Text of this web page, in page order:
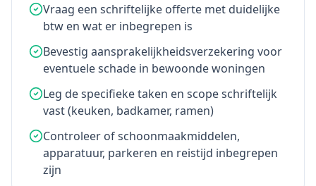
Vraag een schriftelijke offerte met duidelijke
btw en wat er inbegrepen is
Bevestig aansprakelijkheidsverzekering voor
eventuele schade in bewoonde woningen
Leg de specifieke taken en scope schriftelijk
vast (keuken, badkamer, ramen)
Controleer of schoonmaakmiddelen,
apparatuur, parkeren en reistijd inbegrepen
zijn